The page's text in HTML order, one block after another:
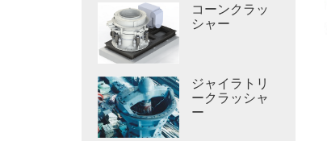
コーンクラッ
シャー
ジャイラトリ
ークラッシャ
ー